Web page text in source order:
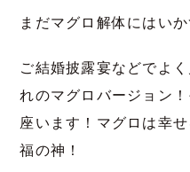
まだマグロ解体にはい
ご結婚披露宴などでよ
れのマグロバージョン
座います！マグロは幸
福の神！